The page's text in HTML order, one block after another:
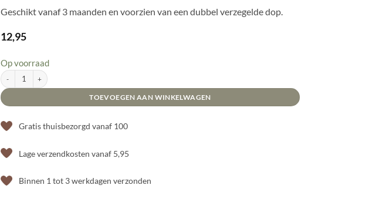
Geschikt vanaf 3 maanden en voorzien van een dubbel verzegelde dop.
12,95
Op voorraad
Sensorische fles – Sound bottle – Zeemeermin aantal
TOEVOEGEN AAN WINKELWAGEN
Gratis thuisbezorgd vanaf 100
Lage verzendkosten vanaf 5,95
Binnen 1 tot 3 werkdagen verzonden